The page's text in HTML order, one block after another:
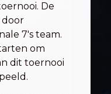
De
door
7's team.
om
dit toernooi